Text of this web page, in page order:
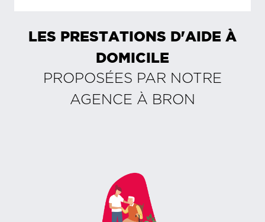
LES PRESTATIONS D'AIDE À
DOMICILE
PROPOSÉES PAR NOTRE
AGENCE À BRON